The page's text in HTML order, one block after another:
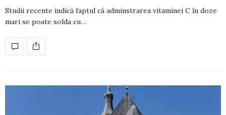
Studii recente indică faptul că adminstrarea vitaminei C în doze
mari se poate solda cu…